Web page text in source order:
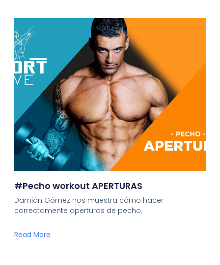
#Pecho workout APERTURAS
Damián Gómez nos muestra cómo hacer
correctamente aperturas de pecho.
Read More